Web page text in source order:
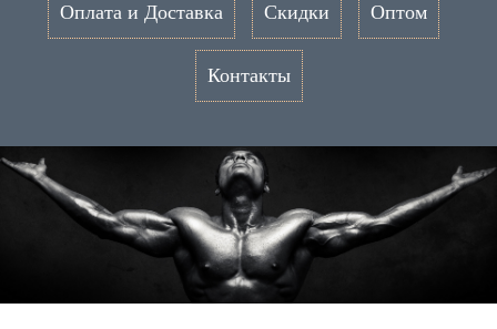
Оплата и Доставка Скидки Оптом
Контакты